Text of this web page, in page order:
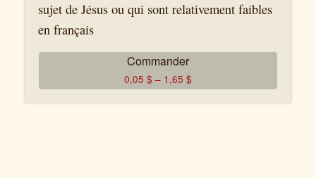
sujet de Jésus ou qui sont relativement faibles
en français
Commander
0,05 $ – 1,65 $